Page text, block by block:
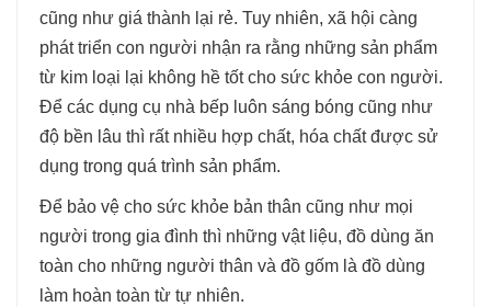
cũng như giá thành lại rẻ. Tuy nhiên, xã hội càng
phát triển con người nhận ra rằng những sản phẩm
từ kim loại lại không hề tốt cho sức khỏe con người.
Để các dụng cụ nhà bếp luôn sáng bóng cũng như
độ bền lâu thì rất nhiều hợp chất, hóa chất được sử
dụng trong quá trình sản phẩm.
Để bảo vệ cho sức khỏe bản thân cũng như mọi
người trong gia đình thì những vật liệu, đồ dùng ăn
toàn cho những người thân và đồ gốm là đồ dùng
làm hoàn toàn từ tự nhiên.